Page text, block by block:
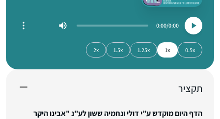
0:00
0:00
0.5x
1x
1.25x
1.5x
2x
תקציר
הדף היום מוקדש ע”י דולי ונחמיה ששון לע”נ "אבינו היקר